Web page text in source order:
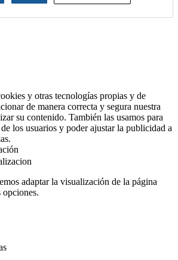
y otras tecnologías propias y de
de manera correcta y segura nuestra
su contenido. También las usamos para
los usuarios y poder ajustar la publicidad a
adaptar la visualización de la página
opciones.